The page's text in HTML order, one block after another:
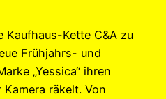
Kaufhaus-Kette C&A zu
Frühjahrs- und
„Yessica“ ihren
räkelt. Von